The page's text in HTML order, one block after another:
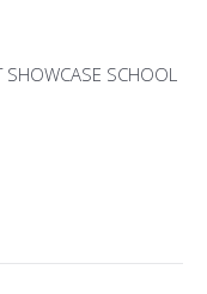
SHOWCASE SCHOOL